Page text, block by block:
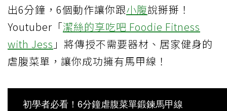
出6分鐘，6個動作讓你跟小腹說掰掰！
Youtuber「潔絲的享吃吧 Foodie Fitness
with Jess 」將傳授不需要器材、居家健身的
虐腹菜單，讓你成功擁有馬甲線！